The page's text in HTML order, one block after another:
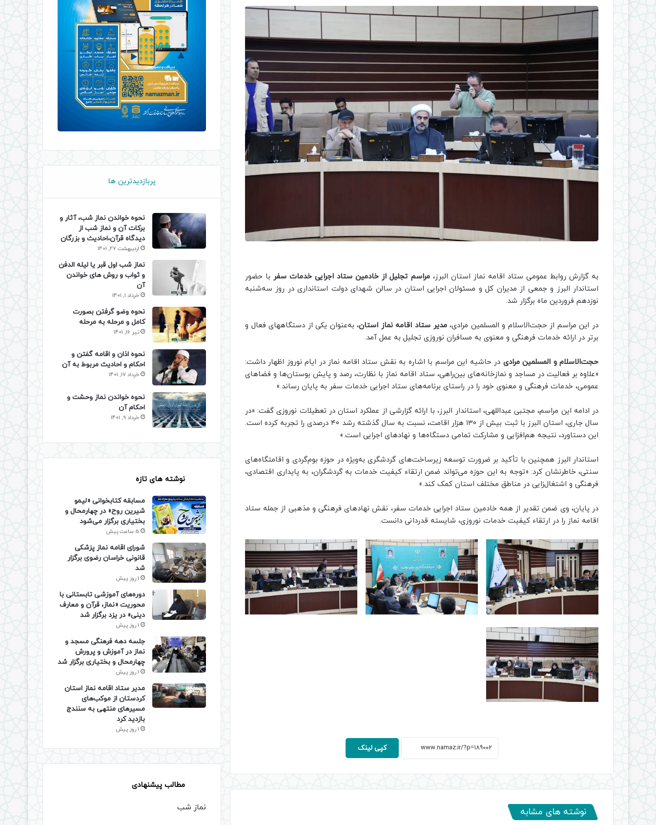
به گزارش روابط عمومی ستاد اقامه نماز استان البرز،مراسم تجلیل از خادمین ستاد اجرایی خدمات سفر با حضور
استاندار البرز و جمعی از مدیران کل و مسئولان اجرایی استان در سالن شهدای دولت استانداری در روز سه‌شنبه
نوزدهم فروردین ماه برگزار شد.
در این مراسم از حجت‌الاسلام و المسلمین مرادی،مدیر ستاد اقامه نماز استان، به‌عنوان یکی از دستگاههای فعال و
برتر در ارائه خدمات فرهنگی و معنوی به مسافران نوروزی تجلیل به عمل آمد.
حجت‌الاسلام و المسلمین مرادی در حاشیه این مراسم با اشاره به نقش ستاد اقامه نماز در ایام نوروز اظهار داشت:
«علاوه بر فعالیت در مساجد و نمازخانه‌های بین‌راهی، ستاد اقامه نماز با نظارت، رصد و پایش بوستان‌ها و فضاهای
عمومی، خدمات فرهنگی و معنوی خود را در راستای برنامه‌های ستاد اجرایی خدمات سفر به پایان رساند.»
در ادامه این مراسم، مجتبی عبداللهی، استاندار البرز، با ارائه گزارشی از عملکرد استان در تعطیلات نوروزی گفت: «در
سال جاری، استان البرز با ثبت بیش از ۱۳۰ هزار اقامت، نسبت به سال گذشته رشد ۴۰ درصدی را تجربه کرده است.
این دستاورد، نتیجه هم‌افزایی و مشارکت تمامی دستگاه‌ها و نهادهای اجرایی است.»
استاندار البرز همچنین با تأکید بر ضرورت توسعه زیرساخت‌های گردشگری به‌ویژه در حوزه بوم‌گردی و اقامتگاه‌های
سنتی، خاطرنشان کرد: «توجه به این حوزه می‌تواند ضمن ارتقاء کیفیت خدمات به گردشگران، به پایداری اقتصادی،
فرهنگی و اشتغال‌زایی در مناطق مختلف استان کمک کند.»
در پایان، وی ضمن تقدیر از همه خادمین ستاد اجرایی خدمات سفر، نقش نهادهای فرهنگی و مذهبی از جمله ستاد
اقامه نماز را در ارتقاء کیفیت خدمات نوروزی، شایسته قدردانی دانست.
کپی لینک
نوشته های مشابه
پربازدیدترین ها
نحوه خواندن نماز شب، آثار و
برکات آن و نماز شب از
دیدگاه قرآن،احادیث و بزرگان
اردیبهشت 27, 1401
نماز شب اول قبر یا لیله الدفن
و ثواب و روش های خواندن
آن
خرداد 1, 1401
نحوه وضو گرفتن بصورت
کامل و مرحله به مرحله
تیر 16, 1401
نحوه اذان و اقامه گفتن و
احکام و احادیث مربوط به آن
خرداد 17, 1401
نحوه خواندن نماز وحشت و
احکام آن
خرداد 9, 1401
نوشته های تازه
مسابقه کتابخوانی «لیمو
شیرین روح» در چهارمحال و
بختیاری برگزار می‌شود
5 ساعت پیش
شورای اقامه نماز پزشکی
قانونی خراسان رضوی برگزار
شد
1 روز پیش
دوره‌های آموزشی تابستانی با
محوریت «نماز، قرآن و معارف
دینی» در یزد برگزار شد
1 روز پیش
جلسه دهه فرهنگی مسجد و
نماز در آموزش و پرورش
چهارمحال و بختیاری برگزار شد
1 روز پیش
مدیر ستاد اقامه نماز استان
کردستان از موکب‌های
مسیرهای منتهی به سنندج
بازدید کرد
1 روز پیش
مطالب پیشنهادی
نماز شب